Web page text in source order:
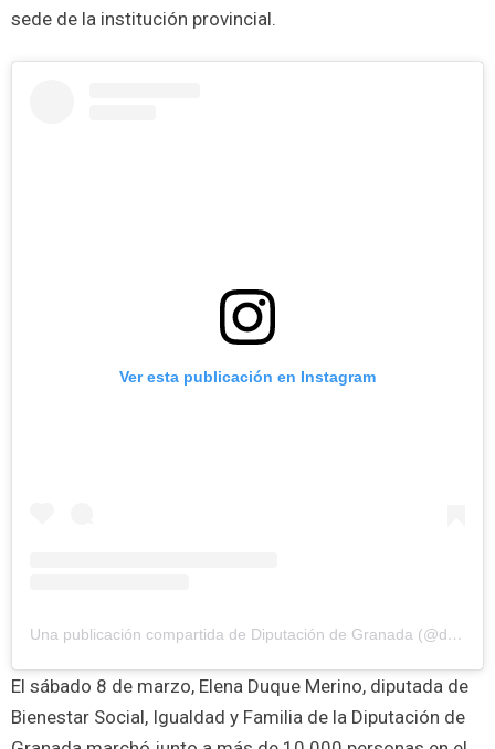
sede de la institución provincial.
Ver esta publicación en Instagram
Una publicación compartida de Diputación de Granada (@diputaciondegranada)
El sábado 8 de marzo, Elena Duque Merino, diputada de
Bienestar Social, Igualdad y Familia de la Diputación de